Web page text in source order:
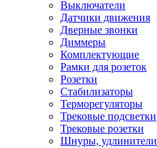
Выключатели
Датчики движения
Дверные звонки
Диммеры
Комплектующие
Рамки для розеток
Розетки
Стабилизаторы
Терморегуляторы
Трековые подсветки
Трековые розетки
Шнуры, удлинители